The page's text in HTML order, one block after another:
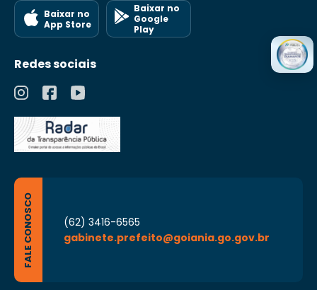
Baixar no
App Store
Baixar no
Google
Play
Redes sociais
FALE CONOSCO
(62) 3416-6565
gabinete.prefeito@goiania.go.gov.br